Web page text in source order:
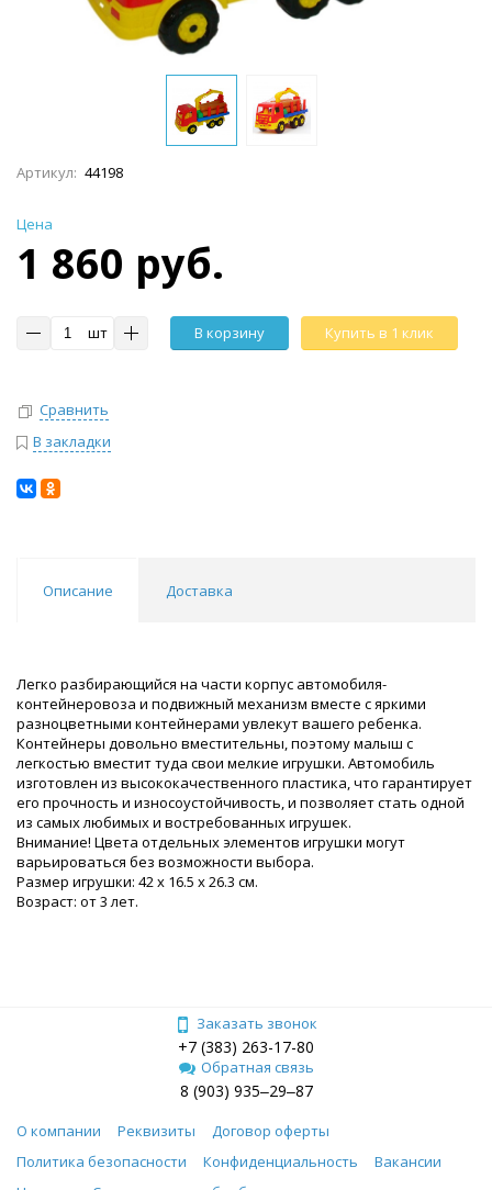
Артикул: 44198
Цена
1 860 руб.
шт В корзину Купить в 1 клик
Сравнить
В закладки
Описание Доставка
Легко разбирающийся на части корпус автомобиля-
контейнеровоза и подвижный механизм вместе с яркими
разноцветными контейнерами увлекут вашего ребенка.
Контейнеры довольно вместительны, поэтому малыш с
легкостью вместит туда свои мелкие игрушки. Автомобиль
изготовлен из высококачественного пластика, что гарантирует
его прочность и износоустойчивость, и позволяет стать одной
из самых любимых и востребованных игрушек.
Внимание! Цвета отдельных элементов игрушки могут
варьироваться без возможности выбора.
Размер игрушки: 42 х 16.5 х 26.3 см.
Возраст: от 3 лет.
Заказать звонок
+7 (383) 263-17-80
Обратная связь
8 (903) 935‒29‒87
О компании Реквизиты
Договор оферты
Политика безопасности
Конфиденциальность
Вакансии